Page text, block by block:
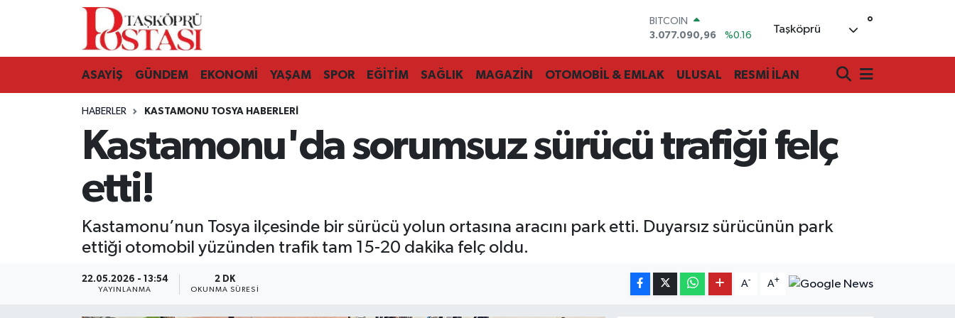
DOLAR
47,6006
%0.06
STERLİN
64,2398
%0.2
BİST100
%70
Taşköprü °
ASAYİŞ GÜNDEM EKONOMİ YAŞAM SPOR EĞİTİM SAĞLIK MAGAZİN OTOMOBİL & EMLAK ULUSAL RESMİ İLAN
HABERLER KASTAMONU TOSYA HABERLERI
Kastamonu'da sorumsuz sürücü trafiği felç
etti!
Kastamonu’nun Tosya ilçesinde bir sürücü yolun ortasına aracını park etti. Duyarsız sürücünün park
ettiği otomobil yüzünden trafik tam 15-20 dakika felç oldu.
22.05.2026 - 13:54
YAYINLANMA
2 DK
OKUNMA SÜRESI
A- A+
Kastamonu Vefat Edenler
Araç Haberleri
Azdavay Haberleri
Bozkurt Haberleri